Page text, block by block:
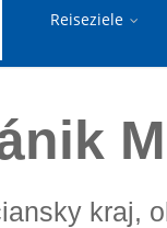
Reiseziele
MSNR Košariská
kraj,